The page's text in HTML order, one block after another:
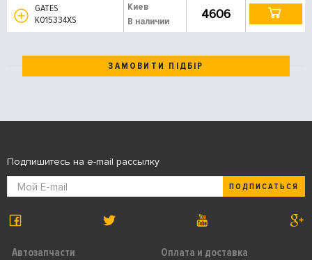
GATES
K015334XS
Киев
В наличии
4606
ЗАМОВИТИ ПІДБІР
Автозапчасти
Оплата и доставка
Подпишитесь на e-mail рассылку
ПОДПИСАТЬСЯ